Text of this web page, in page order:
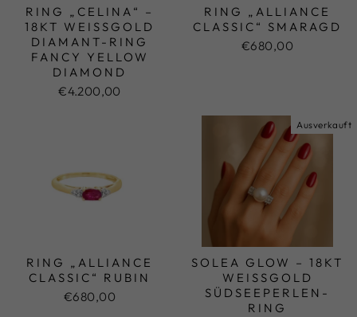
RING „CELINA“ –
18KT WEISSGOLD D
IAMANT-RING F
ANCY YELLOW D
IAMOND
€4.200,00
RING „ALLIANCE
CLASSIC“ SMARAGD
€680,00
RING „ALLIANCE
CLASSIC“ RUBIN
€680,00
Ausverkauft
SOLEA GLOW – 18KT
WEISSGOLD S
ÜDSEEPERLEN-R
ING